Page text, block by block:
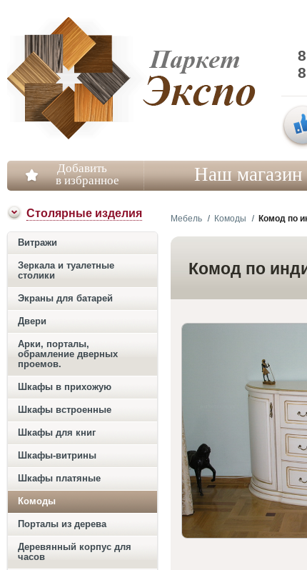
Добавить
в избранное
Наш магазин
Мебель Комоды Комод по
Комод по
Столярные изделия
Витражи
Зеркала и туалетные
столики
Экраны для батарей
Двери
Арки, порталы,
обрамление дверных
проемов.
Шкафы в прихожую
Шкафы встроенные
Шкафы для книг
Шкафы-витрины
Шкафы платяные
Комоды
Порталы из дерева
Деревянный корпус для
часов